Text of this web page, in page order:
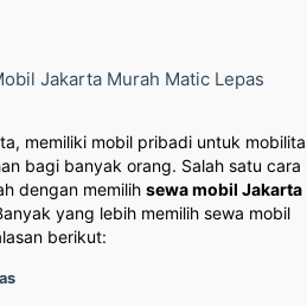
Jakarta Murah Matic Lepas
memiliki mobil pribadi untuk
bagi banyak orang. Salah satu cara
dengan memilih sewa mobil Jakarta
yang lebih memilih sewa mobil
berikut: